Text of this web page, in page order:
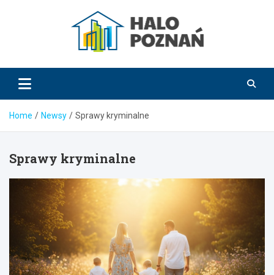
HaloPoznań.pl
Home Newsy Sprawy kryminalne
Sprawy kryminalne